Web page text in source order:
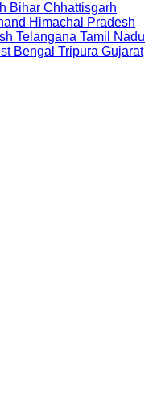
Bihar Chhattisgarh
Himachal Pradesh
Telangana Tamil Nadu
Bengal Tripura Gujarat